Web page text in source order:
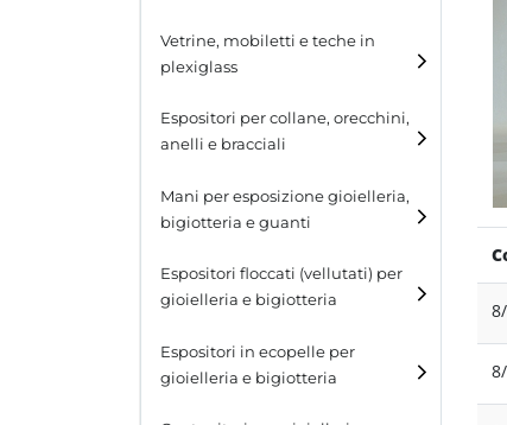
Cubi
Scalette
Vetrine, mobiletti e teche in
plexiglass
Espositori per collane, orecchini,
anelli e bracciali
Espositori per collane
Espositori per anelli
Mani per esposizione gioielleria,
bigiotteria e guanti
Espositori floccati (vellutati) per
gioielleria e bigiotteria
Espositori in ecopelle per
gioielleria e bigiotteria